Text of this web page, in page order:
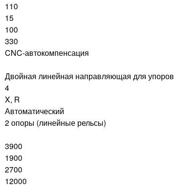
110
15
100
330
CNC-автокомпенсация
Двойная линейная направляющая для упоров
4
X, R
Автоматический
2 опоры (линейные рельсы)
3900
1900
2700
12000